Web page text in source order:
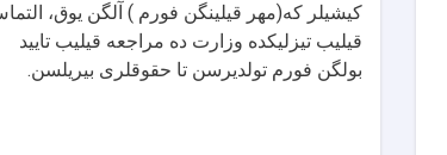
کیشیلر که(مهر قیلینگن فورم ) آلگن یوق،
قیلیب تیزلیکده وزارت ده مراجعه قیلیب تایید
بولگن فورم تولدیرسن تا حقوقلری بیریلسن.